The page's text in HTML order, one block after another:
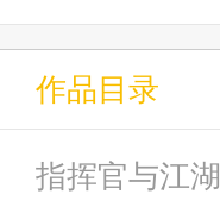
作品目录
指挥官与江湖